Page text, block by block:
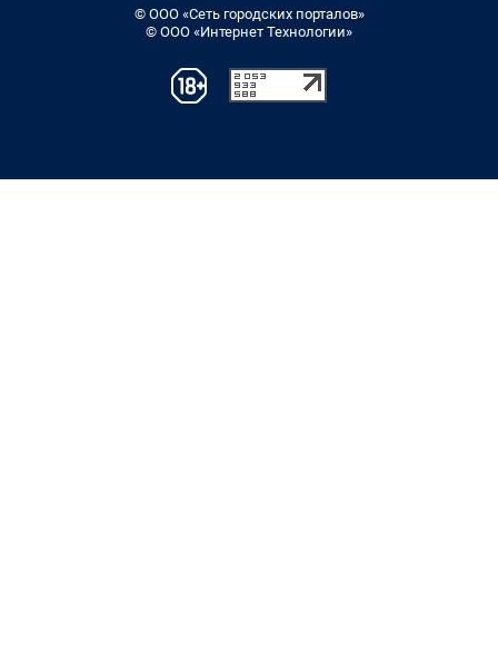
© ООО «Сеть городских порталов»
© ООО «Интернет Технологии»